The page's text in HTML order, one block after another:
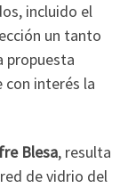
incluido el
un tanto
propuesta
con interés la
Blesa, resulta
de vidrio del